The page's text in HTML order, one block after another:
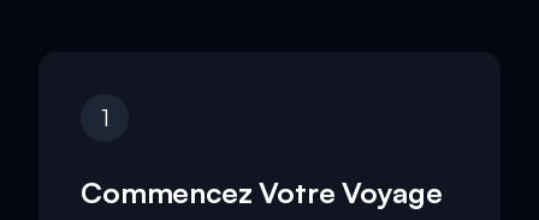
1
Commencez Votre Voyage